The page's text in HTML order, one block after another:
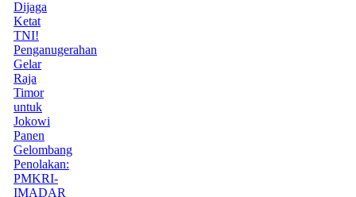
Dijaga
Ketat
TNI!
Penganugerahan
Gelar
Raja
Timor
untuk
Jokowi
Panen
Gelombang
Penolakan:
PMKRI-
IMADAR